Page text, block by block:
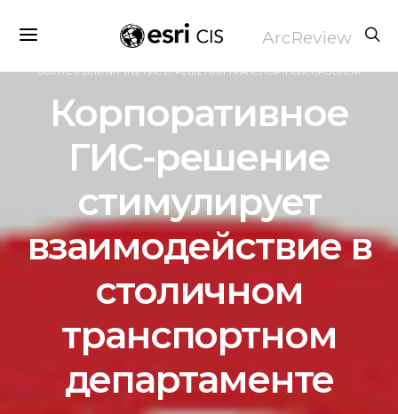
ArcReview
ВЫПУСК 2016 №1 (76) ГИС В РЕШЕНИИ ТРАНСПОРТНЫХ ПРОБЛЕМ
Корпоративное
ГИС-решение
стимулирует
взаимодействие в
столичном
транспортном
департаменте